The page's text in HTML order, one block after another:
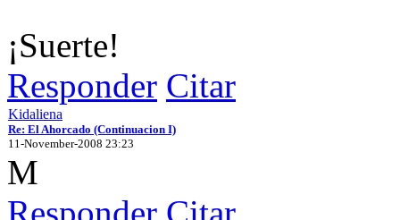
¡Suerte!
Responder Citar
Kidaliena
Re: El Ahorcado (Continuacion I)
11-November-2008 23:23
M
Responder Citar